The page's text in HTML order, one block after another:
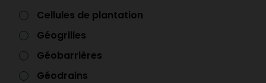
Cellules de plantation
Géogrilles
Géobarrières
Géodrains